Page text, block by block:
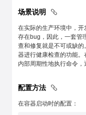
场景说明
在实际的生产环境中，
存在bug，因此，一套管
查和修复就是不可或缺
器进行健康检查的功能
内部周期性地执行命令，
配置方法
在容器启动时的配置：